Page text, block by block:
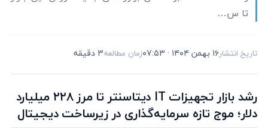
تا س…
تاریخ انتشار۱۶ بهمن ۱۴۰۴ · ۰۷:۵۳ زمان مطالعه3 دقیقه
رشد بازار تجهیزات IT دیتاسنتر تا مرز ۲۲۸ میلیارد
دلار؛ موج تازه سرمایه‌گذاری در زیرساخت دیجیتال